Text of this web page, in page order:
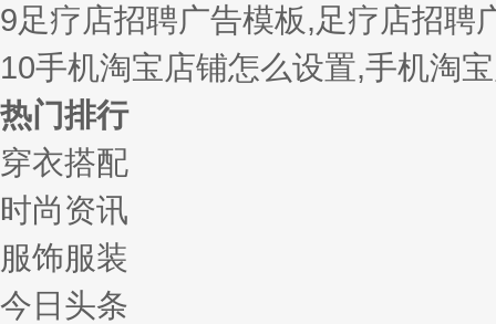
9足疗店招聘广告模板,足疗店招聘
10手机淘宝店铺怎么设置,手机淘
热门排行
穿衣搭配
时尚资讯
服饰服装
今日头条